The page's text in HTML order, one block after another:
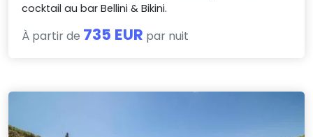
cocktail au bar Bellini & Bikini.
À partir de 735 EUR par nuit